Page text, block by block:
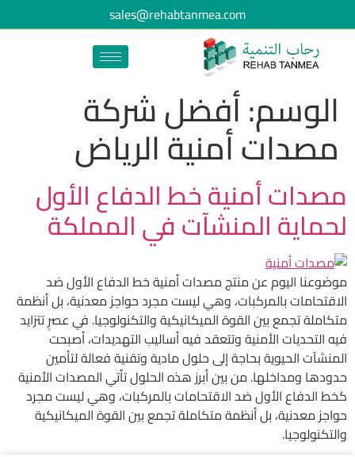
sales@rehabtanmea.com
الوسم:أفضل شركة
مصدات أمنية الرياض
مصدات أمنية خط الدفاع الأول
لحماية المنشآت في المملكة
موضوعنا اليوم عن منتج مصدات أمنية خط الدفاع الأول ضد
الاقتحامات بالمركبات، وهي ليست مجرد حواجز معدنية، بل أنظمة
متكاملة تجمع بين القوة الميكانيكية والتكنولوجيا. في عصرٍ تتزايد
فيه التحديات الأمنية وتتعقد فيه أساليب التهديدات، أصبحت
المنشآت الحيوية بحاجة إلى حلول مادية وتقنية فعالة لتأمين
حدودها ومداخلها. من بين أبرز هذه الحلول تأتي المصدات الأمنية
كخط الدفاع الأول ضد الاقتحامات بالمركبات، وهي ليست مجرد
حواجز معدنية، بل أنظمة متكاملة تجمع بين القوة الميكانيكية
والتكنولوجيا.